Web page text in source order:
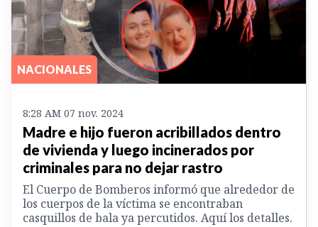
NACIONALES
8:28 AM 07 nov. 2024
Madre e hijo fueron acribillados dentro
de vivienda y luego incinerados por
criminales para no dejar rastro
El Cuerpo de Bomberos informó que alrededor de
los cuerpos de la víctima se encontraban
casquillos de bala ya percutidos. Aquí los detalles.